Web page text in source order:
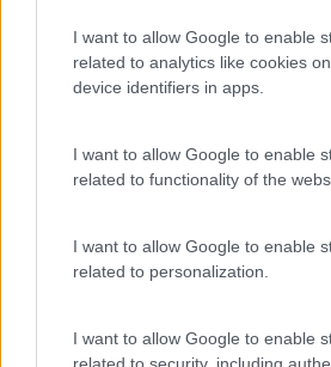
I want to allow Google to enable
related to analytics like cookies
device identifiers in apps.
I want to allow Google to enable
related to functionality of the
I want to allow Google to enable
related to personalization.
I want to allow Google to enable
Raquel Rebelo,
SKOLAE
Verão